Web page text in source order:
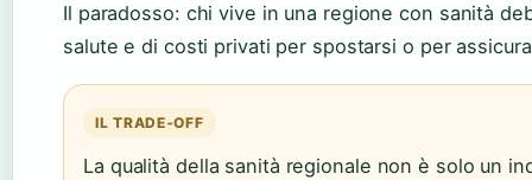
Il paradosso: chi vive in una regione con sanità
salute e di costi privati per spostarsi o per
IL TRADE‑OFF
La qualità della sanità regionale non è solo un